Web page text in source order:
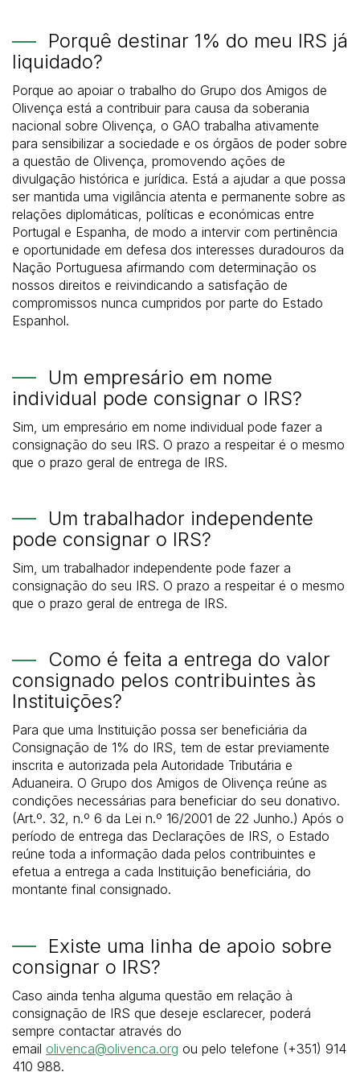
Porquê destinar 1% do meu IRS já
liquidado?
Porque ao apoiar o trabalho do Grupo dos Amigos de
Olivença está a contribuir para causa da soberania
nacional sobre Olivença, o GAO trabalha ativamente
para sensibilizar a sociedade e os órgãos de poder sobre
a questão de Olivença, promovendo ações de
divulgação histórica e jurídica. Está a ajudar a que possa
ser mantida uma vigilância atenta e permanente sobre as
relações diplomáticas, políticas e económicas entre
Portugal e Espanha, de modo a intervir com pertinência
e oportunidade em defesa dos interesses duradouros da
Nação Portuguesa afirmando com determinação os
nossos direitos e reivindicando a satisfação de
compromissos nunca cumpridos por parte do Estado
Espanhol.
Um empresário em nome
individual pode consignar o IRS?
Sim, um empresário em nome individual pode fazer a
consignação do seu IRS. O prazo a respeitar é o mesmo
que o prazo geral de entrega de IRS.
Um trabalhador independente
pode consignar o IRS?
Sim, um trabalhador independente pode fazer a
consignação do seu IRS. O prazo a respeitar é o mesmo
que o prazo geral de entrega de IRS.
Como é feita a entrega do valor
consignado pelos contribuintes às
Instituições?
Para que uma Instituição possa ser beneficiária da
Consignação de 1% do IRS, tem de estar previamente
inscrita e autorizada pela Autoridade Tributária e
Aduaneira. O Grupo dos Amigos de Olivença reúne as
condições necessárias para beneficiar do seu donativo.
(Art.º. 32, n.º 6 da Lei n.º 16/2001 de 22 Junho.) Após o
período de entrega das Declarações de IRS, o Estado
reúne toda a informação dada pelos contribuintes e
efetua a entrega a cada Instituição beneficiária, do
montante final consignado.
Existe uma linha de apoio sobre
consignar o IRS?
Caso ainda tenha alguma questão em relação à
consignação de IRS que deseje esclarecer, poderá
sempre contactar através do
email olivenca@olivenca.org ou pelo telefone (+351) 914
410 988.